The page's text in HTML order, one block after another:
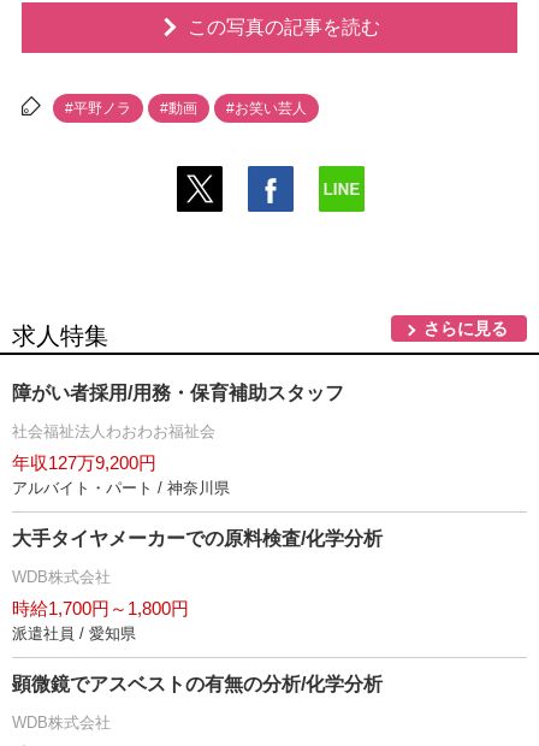
この写真の記事を読む
#平野ノラ #動画 #お笑い芸人
求人特集 さらに見る
障がい者採用/用務・保育補助スタッフ
社会福祉法人わおわお福祉会
年収127万9,200円
アルバイト・パート / 神奈川県
大手タイヤメーカーでの原料検査/化学分析
WDB株式会社
時給1,700円～1,800円
派遣社員 / 愛知県
顕微鏡でアスベストの有無の分析/化学分析
WDB株式会社